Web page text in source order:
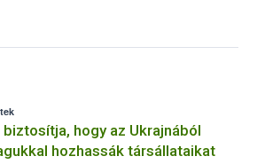
hogy az Ukrajnából
hozhassák társállataikat